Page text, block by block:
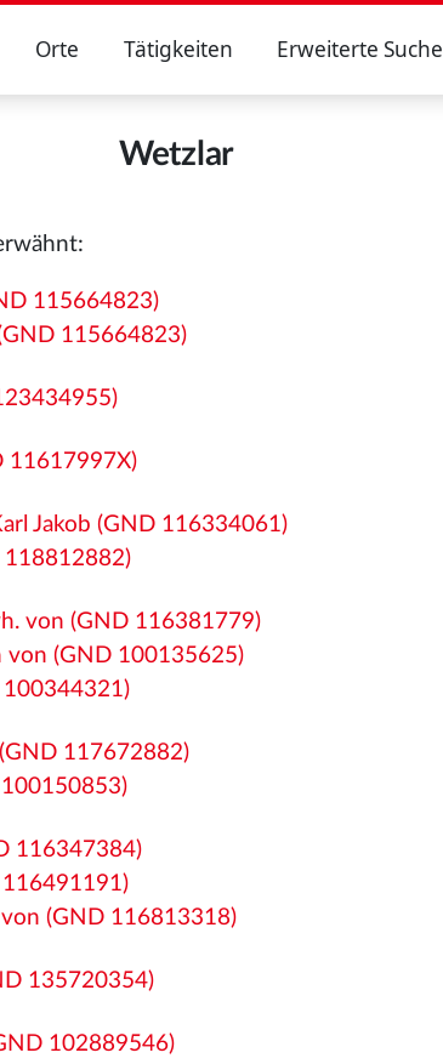
Orte Tätigkeiten Erweiterte Suche
Wetzlar
115664823)
115664823)
11617997X)
Jakob (GND 116334061)
118812882)
von (GND 116381779)
von (GND 100135625)
100344321)
117672882)
100150853)
116347384)
(GND 116813318)
135720354)
102889546)